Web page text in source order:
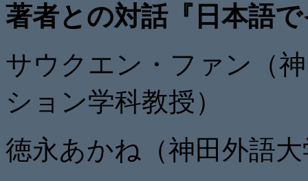
著者との対話『日本
サウクエン・ファン（
ション学科教授）
徳永あかね（神田外語